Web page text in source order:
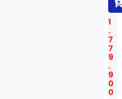
1
.
7
7
9
.
9
0
0